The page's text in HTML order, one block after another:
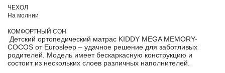
ЧЕХОЛ
На молнии
КОМФОРТНЫЙ СОН
Детский ортопедический матрас KIDDY MEGA MEMORY-
COCOS от Eurosleep – удачное решение для заботливых
родителей. Модель имеет бескаркасную конструкцию и
состоит из нескольких слоев различных наполнителей.